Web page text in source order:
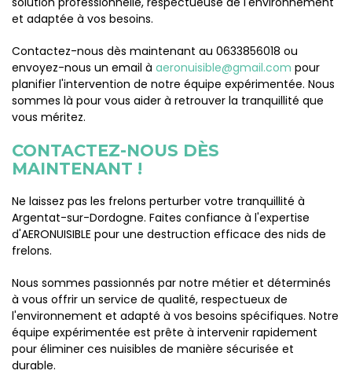
et adaptée à vos besoins.
Contactez-nous dès maintenant au 0633856018 ou
envoyez-nous un email à aeronuisible@gmail.com pour
planifier l'intervention de notre équipe expérimentée. Nous
sommes là pour vous aider à retrouver la tranquillité que
vous méritez.
CONTACTEZ-NOUS DÈS
MAINTENANT !
Ne laissez pas les frelons perturber votre tranquillité à
Argentat-sur-Dordogne. Faites confiance à l'expertise
d'AERONUISIBLE pour une destruction efficace des nids de
frelons.
Nous sommes passionnés par notre métier et déterminés
à vous offrir un service de qualité, respectueux de
l'environnement et adapté à vos besoins spécifiques. Notre
équipe expérimentée est prête à intervenir rapidement
pour éliminer ces nuisibles de manière sécurisée et
durable.